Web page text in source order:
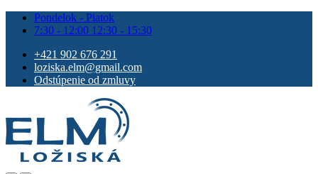
Pondelok - Piatok
7:30 - 12:00 12:30 - 15:30
+421 902 676 291
loziska.elm@gmail.com
Odstúpenie od zmluvy